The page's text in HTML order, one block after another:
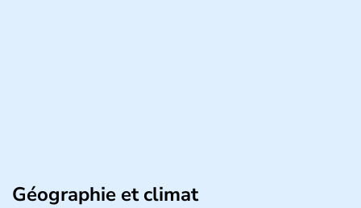
Géographie et climat